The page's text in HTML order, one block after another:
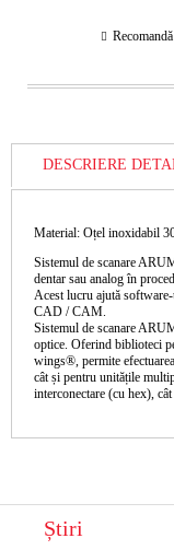
Recomandă
DESCRIERE
Material: Oțel inoxidabil
Sistemul de scanare
dentar sau analog în
Acest lucru ajută
CAD / CAM.
Sistemul de scanare
optice. Oferind biblioteci
wings®, permite
cât și pentru unitățile
interconectare (cu hex),
Știri